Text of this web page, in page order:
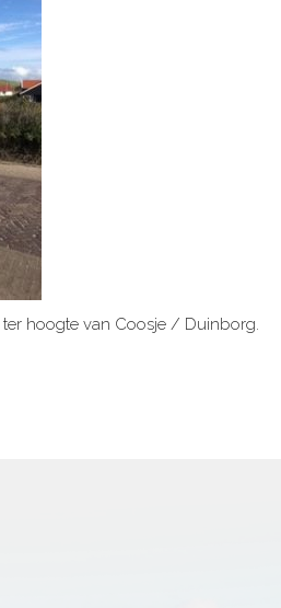
hoogte van Coosje / Duinborg.